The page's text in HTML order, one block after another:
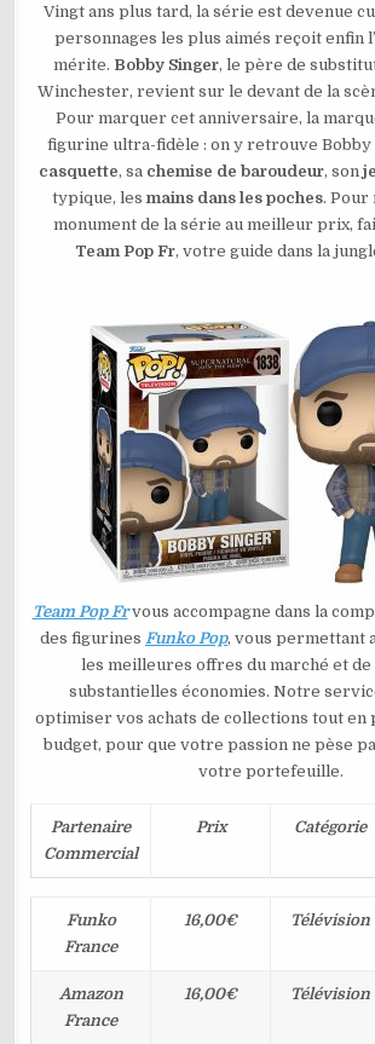
Vingt ans plus tard, la série est devenue
personnages les plus aimés reçoit enfin
mérite. Bobby Singer, le père de
Winchester, revient sur le devant de la
Pour marquer cet anniversaire, la
figurine ultra-fidèle : on y retrouve Bobby
casquette, sa chemise de baroudeur, son
typique, les mains dans les poches. Pour
monument de la série au meilleur prix,
Team Pop Fr, votre guide dans la
Team Pop Frvous accompagne dans la
des figurines Funko Pop, vous permettant
les meilleures offres du marché et
substantielles économies. Notre
optimiser vos achats de collections tout
budget, pour que votre passion ne pèse
votre portefeuille.
Partenaire
Commercial
Prix Catégorie
Funko
France
16,00€ Télévision
Amazon
France
16,00€ Télévision